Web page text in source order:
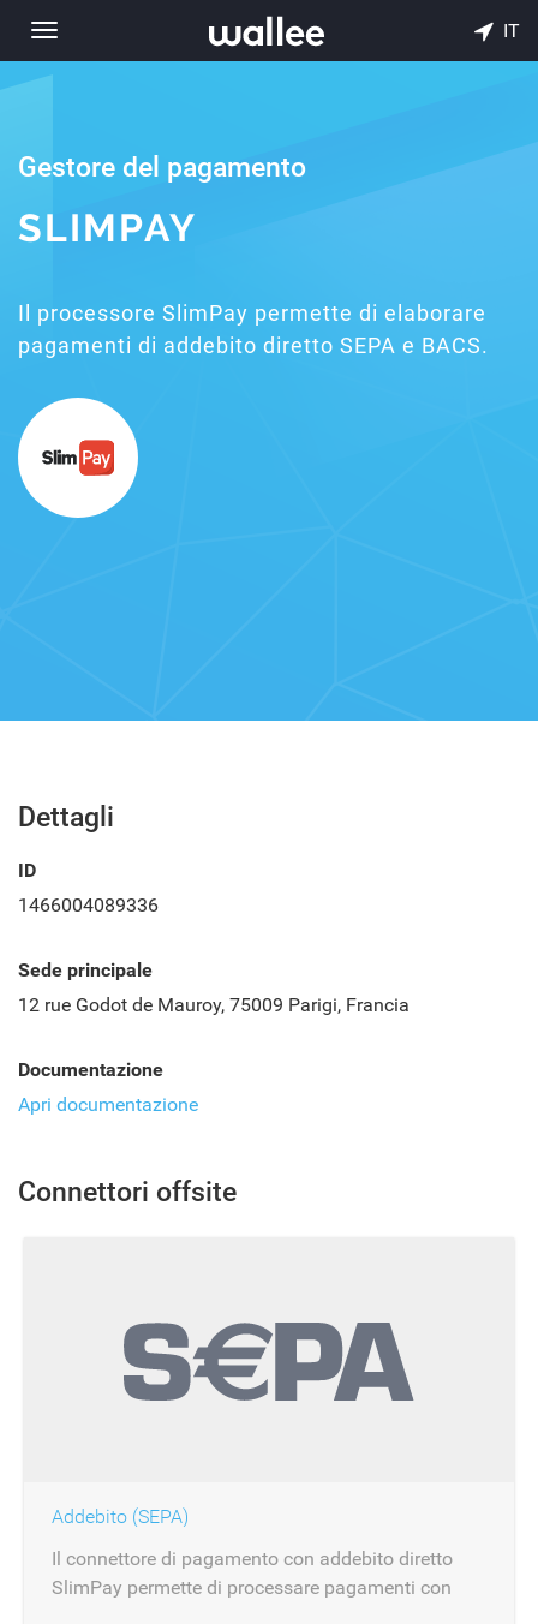
Toggle
navigation
IT
Gestore del pagamento
SLIMPAY
Il processore SlimPay permette di elaborare
pagamenti di addebito diretto SEPA e BACS.
Dettagli
ID
1466004089336
Sede principale
12 rue Godot de Mauroy, 75009 Parigi, Francia
Documentazione
Apri documentazione
Connettori offsite
Addebito (SEPA)
Il connettore di pagamento con addebito diretto
SlimPay permette di processare pagamenti con